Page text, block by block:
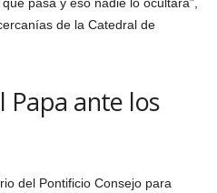
de la Catedral de
Papa ante los
del Pontificio Consejo para